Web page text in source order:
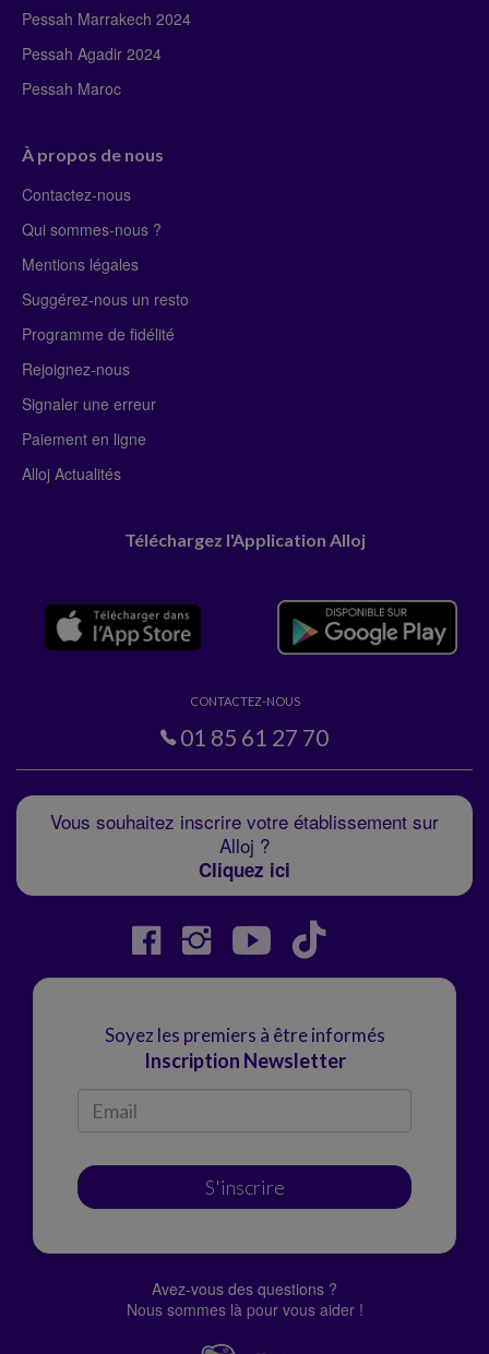
Pessah Marrakech 2024
Pessah Agadir 2024
Pessah Maroc
À propos de nous
Contactez-nous
Qui sommes-nous ?
Mentions légales
Suggérez-nous un resto
Programme de fidélité
Rejoignez-nous
Signaler une erreur
Paiement en ligne
Alloj Actualités
Téléchargez l'Application Alloj
CONTACTEZ-NOUS
01 85 61 27 70
Vous souhaitez inscrire votre établissement sur
Alloj ?
Cliquez ici
Soyez les premiers à être informés
Inscription Newsletter
S'inscrire
Avez-vous des questions ?
Nous sommes là pour vous aider !